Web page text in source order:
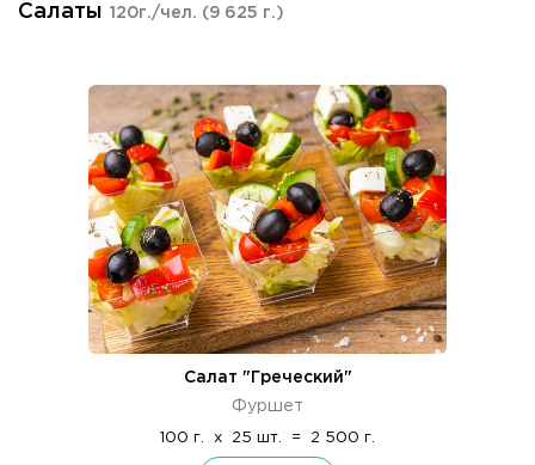
Салаты 120г./чел. (9 625 г.)
Салат "Греческий"
Фуршет
100 г. x 25 шт. = 2 500 г.